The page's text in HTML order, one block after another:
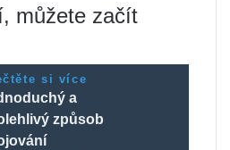
můžete začít
si více
a
způsob